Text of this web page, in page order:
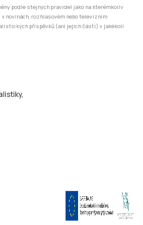
podle stejných pravidel jako na kterémkoliv
novinách, rozhlasovém nebo televizním
příspěvků (ani jejich částí) v jakékoli